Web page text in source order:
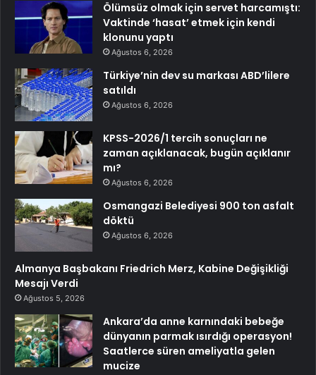
Ölümsüz olmak için servet harcamıştı:
Vaktinde ‘hasat’ etmek için kendi
klonunu yaptı
Ağustos 6, 2026
Türkiye’nin dev su markası ABD’lilere
satıldı
Ağustos 6, 2026
KPSS-2026/1 tercih sonuçları ne
zaman açıklanacak, bugün açıklanır
mı?
Ağustos 6, 2026
Osmangazi Belediyesi 900 ton asfalt
döktü
Ağustos 6, 2026
Almanya Başbakanı Friedrich Merz, Kabine Değişikliği
Mesajı Verdi
Ağustos 5, 2026
Ankara’da anne karnındaki bebeğe
dünyanın parmak ısırdığı operasyon!
Saatlerce süren ameliyatla gelen
mucize